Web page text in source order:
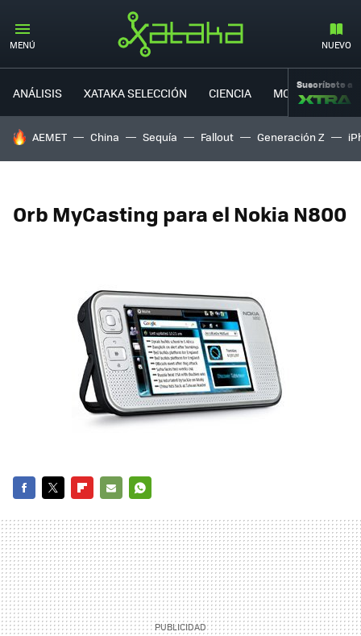
MENÚ NUEVO
ANÁLISIS XATAKA SELECCIÓN CIENCIA MOVILIDAD
Suscríbete a
HOY SE HABLA DE
AEMET China Sequía Fallout Generación Z
Orb MyCasting para el Nokia N800
MAIL